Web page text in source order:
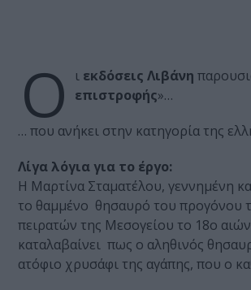
Ο ι εκδόσεις Λιβάνη
επιστροφής»…
… που ανήκει στην κατηγορία της
Λίγα λόγια για το έργο:
Η Μαρτίνα Σταματέλου, γεννημένη
το θαμμένο θησαυρό του προγόνου
πειρατών της Μεσογείου το 18ο
καταλαβαίνει πως ο αληθινός
ατόφιο χρυσάφι της αγάπης, που ο